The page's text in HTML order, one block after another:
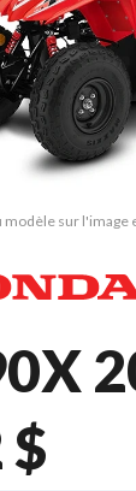
modèle sur l'image
$